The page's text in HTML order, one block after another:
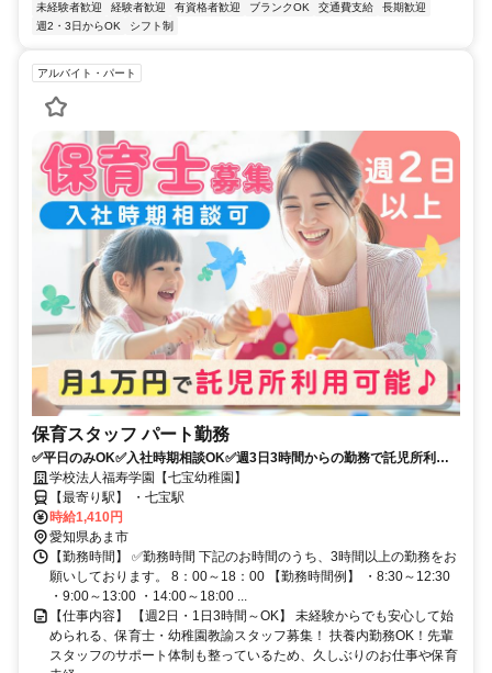
未経験者歓迎
経験者歓迎 有資格者歓迎 ブランクOK 交通費支給
長期歓迎
週2・3日からOK
シフト制
アルバイト・パート
保育スタッフ パート勤務
✅平日のみOK✅入社時期相談OK✅週3日3時間からの勤務で託児所利用
OK✅幼稚園教諭または保育士資格必須✅有給取得率100％✅車通勤OK
学校法人福寿学園【七宝幼稚園】
【最寄り駅】 ・七宝駅
時給1,410円
愛知県あま市
【勤務時間】 ✅勤務時間 下記のお時間のうち、3時間以上の勤務をお
願いしております。 8：00～18：00 【勤務時間例】 ・8:30～12:30
・9:00～13:00 ・14:00～18:00 ...
【仕事内容】 【週2日・1日3時間～OK】 未経験からでも安心して始
められる、保育士・幼稚園教諭スタッフ募集！ 扶養内勤務OK！先輩
スタッフのサポート体制も整っているため、久しぶりのお仕事や保育